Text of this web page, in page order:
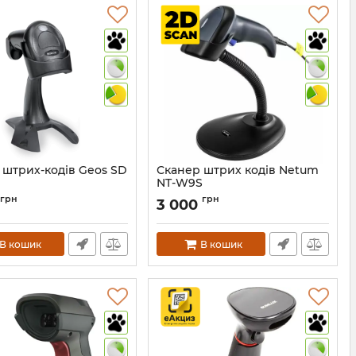
кодів Geos SD
339
грн
В кошик
Сканер штрих кодів Netum
NT-W9S
Артикул: 578
3 000 грн
В кошик